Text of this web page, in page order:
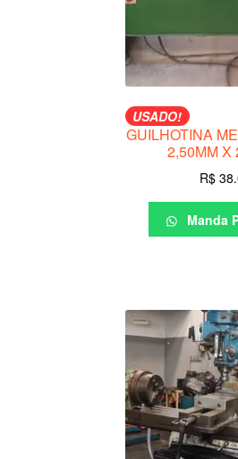
USADO!
GUILHOTINA
2,50MM X
R$
Manda